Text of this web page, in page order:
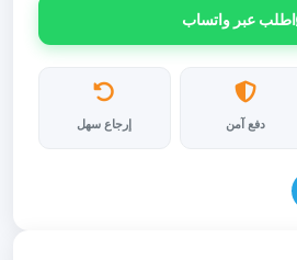
اطلب عبر واتساب
دفع آمن إرجاع سهل